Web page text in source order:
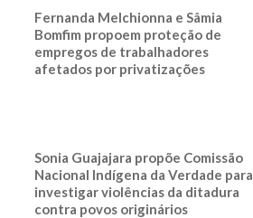
Fernanda Melchionna e Sâmia
Bomfim propoem proteção de
empregos de trabalhadores
afetados por privatizações
Sonia Guajajara propõe Comissão
Nacional Indígena da Verdade para
investigar violências da ditadura
contra povos originários